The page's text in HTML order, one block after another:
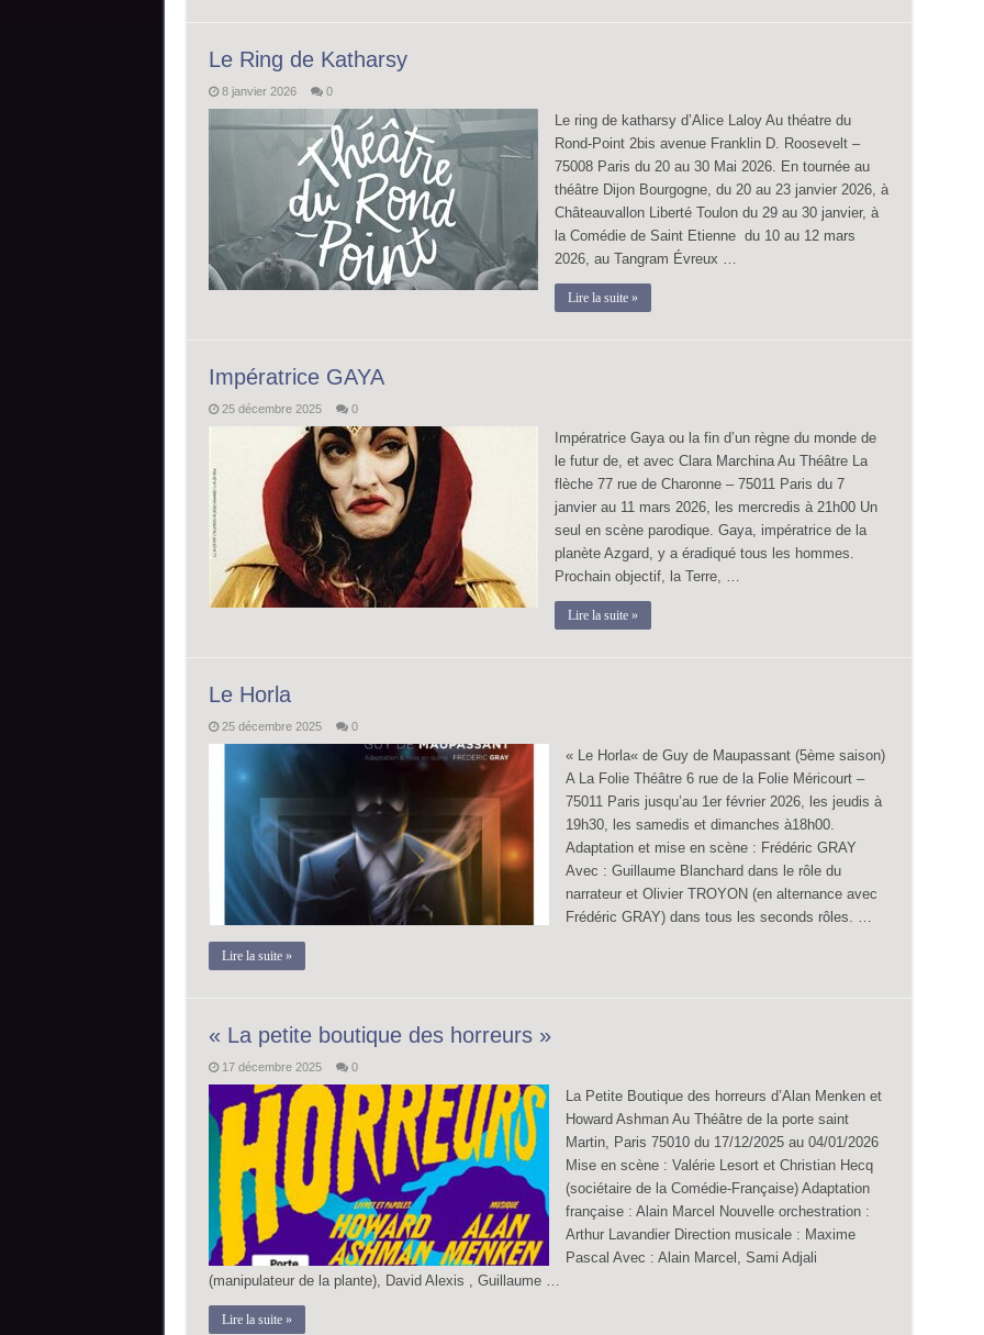
Le Ring de Katharsy
8 janvier 2026 0
Le ring de katharsy d’Alice Laloy Au théatre du
Rond-Point 2bis avenue Franklin D. Roosevelt –
75008 Paris du 20 au 30 Mai 2026. En tournée au
théâtre Dijon Bourgogne, du 20 au 23 janvier 2026, à
Châteauvallon Liberté Toulon du 29 au 30 janvier, à
la Comédie de Saint Etienne du 10 au 12 mars
2026, au Tangram Évreux …
Lire la suite »
Impératrice GAYA
25 décembre 2025 0
Impératrice Gaya ou la fin d’un règne du monde de
le futur de, et avec Clara Marchina Au Théâtre La
flèche 77 rue de Charonne – 75011 Paris du 7
janvier au 11 mars 2026, les mercredis à 21h00 Un
seul en scène parodique. Gaya, impératrice de la
planète Azgard, y a éradiqué tous les hommes.
Prochain objectif, la Terre, …
Lire la suite »
Le Horla
25 décembre 2025 0
« Le Horla« de Guy de Maupassant (5ème saison)
A La Folie Théâtre 6 rue de la Folie Méricourt –
75011 Paris jusqu’au 1er février 2026, les jeudis à
19h30, les samedis et dimanches à18h00.
Adaptation et mise en scène : Frédéric GRAY
Avec : Guillaume Blanchard dans le rôle du
narrateur et Olivier TROYON (en alternance avec
Frédéric GRAY) dans tous les seconds rôles. …
Lire la suite »
« La petite boutique des horreurs »
17 décembre 2025 0
La Petite Boutique des horreurs d’Alan Menken et
Howard Ashman Au Théâtre de la porte saint
Martin, Paris 75010 du 17/12/2025 au 04/01/2026
Mise en scène : Valérie Lesort et Christian Hecq
(sociétaire de la Comédie-Française) Adaptation
française : Alain Marcel Nouvelle orchestration :
Arthur Lavandier Direction musicale : Maxime
Pascal Avec : Alain Marcel, Sami Adjali
(manipulateur de la plante), David Alexis , Guillaume …
Lire la suite »